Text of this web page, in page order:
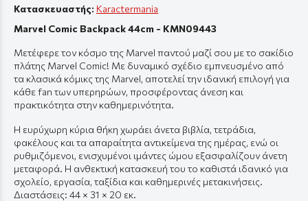
Κατασκευαστής: Karactermania
Marvel Comic Backpack 44cm - KMN09443
Μετέφερε τον κόσμο της Marvel παντού μαζί σου με το σακίδιο
πλάτης Marvel Comic! Με δυναμικό σχέδιο εμπνευσμένο από
τα κλασικά κόμικς της Marvel, αποτελεί την ιδανική επιλογή για
κάθε fan των υπερηρώων, προσφέροντας άνεση και
πρακτικότητα στην καθημερινότητα.
Η ευρύχωρη κύρια θήκη χωράει άνετα βιβλία, τετράδια,
φακέλους και τα απαραίτητα αντικείμενα της ημέρας, ενώ οι
ρυθμιζόμενοι, ενισχυμένοι ιμάντες ώμου εξασφαλίζουν άνετη
μεταφορά. Η ανθεκτική κατασκευή του το καθιστά ιδανικό για
σχολείο, εργασία, ταξίδια και καθημερινές μετακινήσεις.
Διαστάσεις: 44 × 31 × 20 εκ.